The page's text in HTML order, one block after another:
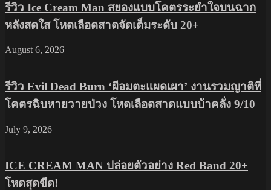
รีวิว Ice Cream Man สยองแบบโคตรระยำใจบนฉาก
หลังสดใส โหดเลือดสาดจัดเต็มระดับ 20+
August 6, 2026
รีวิว Evil Dead Burn ‘ผีอมตะแผดเผา’ งานรวมญาติที่
โคตรฉิบหายวายป่วง โหดเลือดสาดแบบบ้าคลั่ง 9/10
July 9, 2026
ICE CREAM MAN ปล่อยตัวอย่าง Red Band 20+
โหดสุดขีด!